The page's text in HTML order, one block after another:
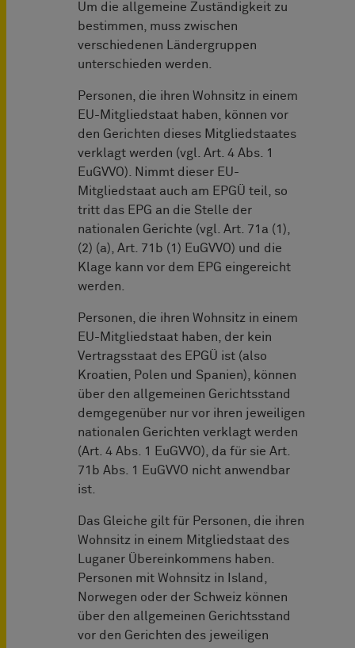
Um die allgemeine Zuständigkeit zu
bestimmen, muss zwischen
verschiedenen Ländergruppen
unterschieden werden.
Personen, die ihren Wohnsitz in einem
EU-Mitgliedstaat haben, können vor
den Gerichten dieses Mitgliedstaates
verklagt werden (vgl. Art. 4 Abs. 1
EuGVVO). Nimmt dieser EU-
Mitgliedstaat auch am EPGÜ teil, so
tritt das EPG an die Stelle der
nationalen Gerichte (vgl. Art. 71a (1),
(2) (a), Art. 71b (1) EuGVVO) und die
Klage kann vor dem EPG eingereicht
werden.
Personen, die ihren Wohnsitz in einem
EU-Mitgliedstaat haben, der kein
Vertragsstaat des EPGÜ ist (also
Kroatien, Polen und Spanien), können
über den allgemeinen Gerichtsstand
demgegenüber nur vor ihren jeweiligen
nationalen Gerichten verklagt werden
(Art. 4 Abs. 1 EuGVVO), da für sie Art.
71b Abs. 1 EuGVVO nicht anwendbar
ist.
Das Gleiche gilt für Personen, die ihren
Wohnsitz in einem Mitgliedstaat des
Luganer Übereinkommens haben.
Personen mit Wohnsitz in Island,
Norwegen oder der Schweiz können
über den allgemeinen Gerichtsstand
vor den Gerichten des jeweiligen